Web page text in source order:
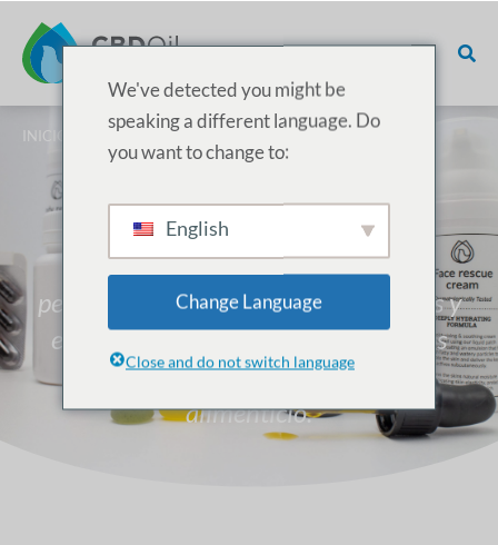
INICIO SERVICIOS CBD / MARCA BLANCA
Marca blanca
Somos expertos en mezclas
personalizadas de aceites, emulsiones y
encapsulación de distintos principios
activos en un único complemento
alimenticio.
We've detected you might be
speaking a different language. Do
you want to change to:
English
Change Language
Close and do not switch language